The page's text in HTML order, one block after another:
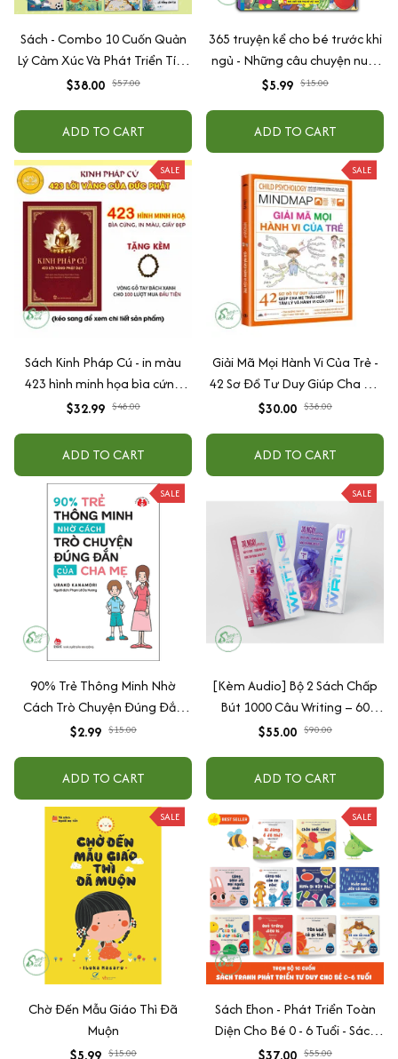
Sách - Combo 10 Cuốn Quản
Lý Cảm Xúc Và Phát Triển Tính
Cách Cho Bé Từ 2 - 6 Tuổi
$38.00 $57.00
ADD TO CART
365 truyện kể cho bé trước khi
ngủ - Những câu chuyện nuôi
dưỡng cảm xúc EQ (2-12 tuổi)
$5.99 $15.00
ADD TO CART
SALE
Sách Kinh Pháp Cú - in màu
423 hình minh họa bìa cứng
cao cấp + tặng kèm vòng tay
$32.99 $48.00
ADD TO CART
SALE
Giải Mã Mọi Hành Vi Của Trẻ -
42 Sơ Đồ Tư Duy Giúp Cha Mẹ
Thấu Hiểu Tâm Lý Và Hành Vi
$30.00 $38.00
ADD TO CART
SALE
90% Trẻ Thông Minh Nhờ
Cách Trò Chuyện Đúng Đắn
Của Cha Mẹ
$2.99 $15.00
ADD TO CART
SALE
[Kèm Audio] Bộ 2 Sách Chấp
Bút 1000 Câu Writing – 60
Ngày Gieo Trồng Tư Duy
$55.00 $90.00
ADD TO CART
SALE
Chờ Đến Mẫu Giáo Thì Đã
Muộn
$15.00
SALE
Sách Ehon - Phát Triển Toàn
Diện Cho Bé 0 - 6 Tuổi - Sách
Song Ngữ Việt - Anh
$55.00